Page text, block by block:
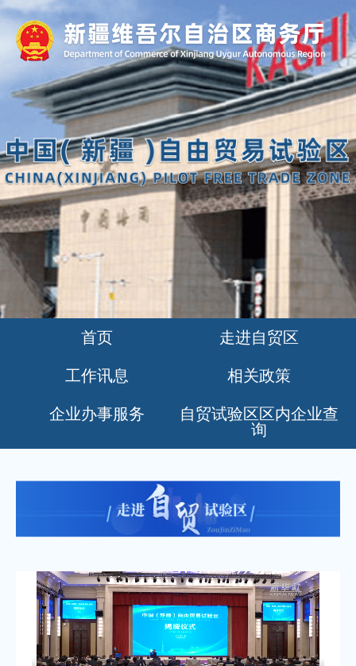
首页 走进自贸区
工作讯息 相关政策
企业办事服务
自贸试验区区内企业查
询